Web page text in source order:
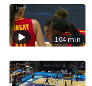
104 min